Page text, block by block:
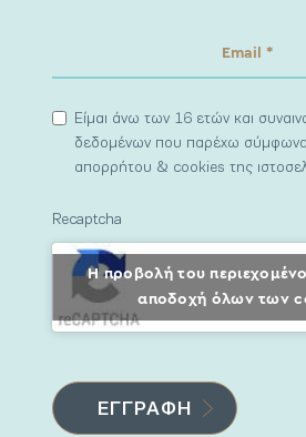
Είμαι άνω των 16 ετών και
δεδομένων που παρέχω σύμφωνα
απορρήτου & cookies της
Recaptcha
Η προβολή του
αποδοχή όλων των